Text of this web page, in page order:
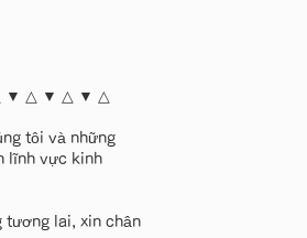
▼ △ ▼ △ ▼ △
tôi và những
lĩnh vực kinh
tương lai, xin chân